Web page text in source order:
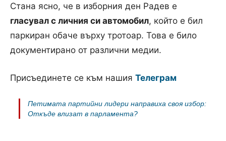
Стана ясно, че в изборния ден Радев е
гласувал с личния си автомобил, който е бил
паркиран обаче върху тротоар. Това е било
документирано от различни медии.
Присъединете се към нашия Телеграм
Петимата партийни лидери направиха своя избор:
Откъде влизат в парламента?